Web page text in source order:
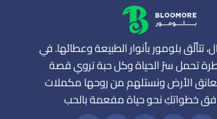
تتألّق بلومور بأنوار الطبيعة وعطائها. في
تحمل سرّ الحياة وكل حبة تروي قصة
الأرض ونستلهم من روحها مكملات
خطواتكِ نحو حياة مفعمة بالحب